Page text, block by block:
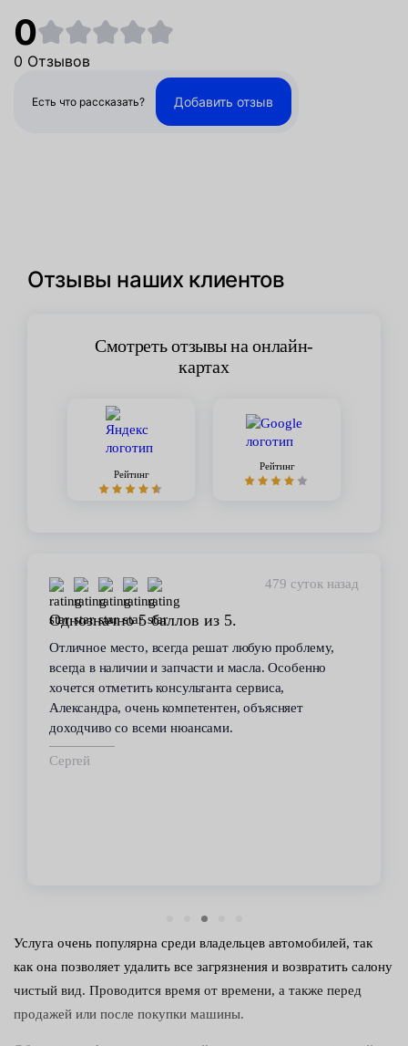
0
0 Отзывов
Есть что рассказать? Добавить отзыв
Отзывы наших клиентов
Смотреть отзывы на онлайн-
картах
Рейтинг
Рейтинг
479 суток назад
Однозначно 5 баллов из 5.
Отличное место, всегда решат любую проблему,
всегда в наличии и запчасти и масла. Особенно
хочется отметить консультанта сервиса,
Александра, очень компетентен, объясняет
доходчиво со всеми нюансами.
Сергей
Услуга очень популярна среди владельцев автомобилей, так
как она позволяет удалить все загрязнения и возвратить салону
чистый вид. Проводится время от времени, а также перед
продажей или после покупки машины.